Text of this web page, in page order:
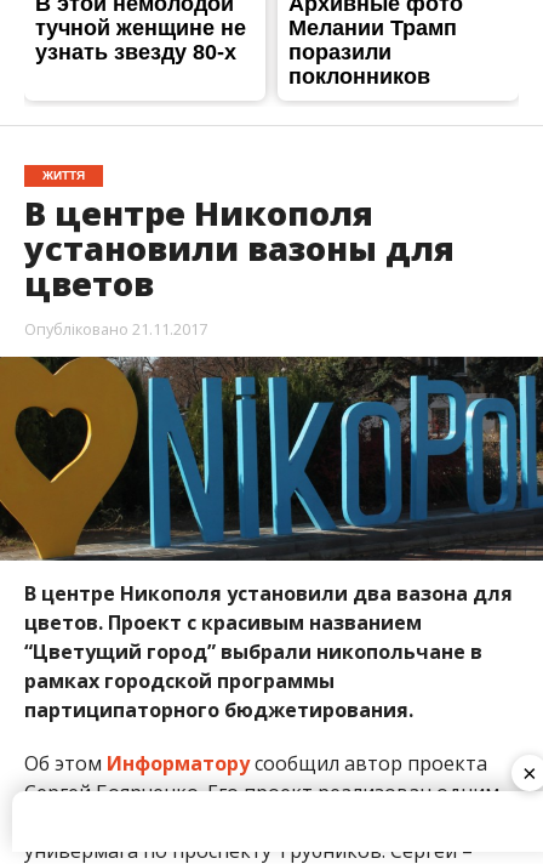
В центре Никополя установили два вазона для
цветов. Проект с красивым названием
“Цветущий город” выбрали никопольчане в
рамках городской программы
партиципаторного бюджетирования.
Об этом
Информатору сообщил автор проекта
Сергей Боярченко. Его проект реализован одним
из первых в самом центре города, напротив
универмага по проспекту Трубников. Сергей –
никопольчанин, работает в должности
руководителя ОСББ “БИРЮЗА-27”, помощник-
консультант депутата областной рады. Подал свое
предложение как рядовой житель Никополя.
Выполненной работой автор доволен, хотя,
согласно проекту, планировалось установить 3
вазона.
×